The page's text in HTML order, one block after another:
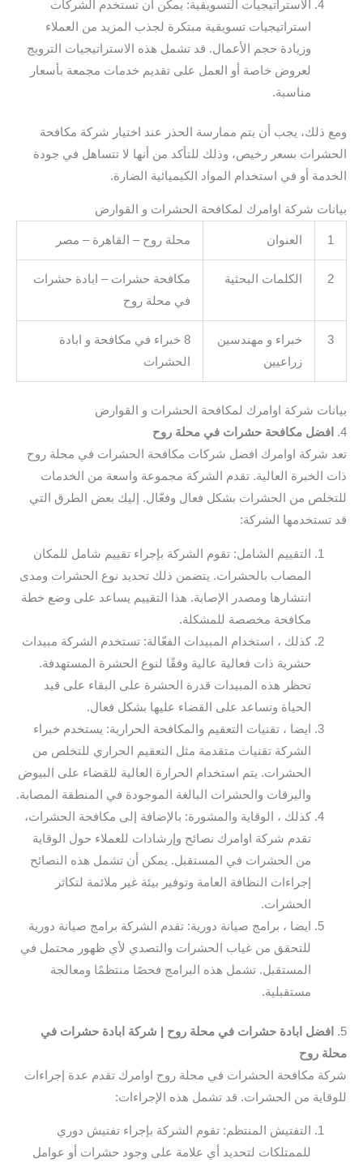
الاستراتيجيات التسويقية: يمكن أن تستخدم الشركات
استراتيجيات تسويقية مبتكرة لجذب المزيد من العملاء
وزيادة حجم الأعمال. قد تشمل هذه الاستراتيجيات الترويج
لعروض خاصة أو العمل على تقديم خدمات مجمعة بأسعار
مناسبة.
ومع ذلك، يجب أن يتم ممارسة الحذر عند اختيار شركة مكافحة
الحشرات بسعر رخيص، وذلك للتأكد من أنها لا تتساهل في جودة
الخدمة أو في استخدام المواد الكيميائية الضارة.
بيانات شركة اوامرك لمكافحة الحشرات و القوارض
1 العنوان محلة روح – القاهرة – مصر
2 الكلمات البحثية
مكافحة حشرات – ابادة حشرات
في محلة روح
3
خبراء و مهندسين
زراعيين
8 خبراء في مكافحة و ابادة
الحشرات
بيانات شركة اوامرك لمكافحة الحشرات و القوارض
4.
افضل مكافحة حشرات في محلة روح
تعد شركة اوامرك افضل شركات مكافحة الحشرات في محلة روح
ذات الخبرة العالية. تقدم الشركة مجموعة واسعة من الخدمات
للتخلص من الحشرات بشكل فعال وفعّال. إليك بعض الطرق التي
قد تستخدمها الشركة:
التقييم الشامل: تقوم الشركة بإجراء تقييم شامل للمكان
المصاب بالحشرات. يتضمن ذلك تحديد نوع الحشرات ومدى
انتشارها ومصدر الإصابة. هذا التقييم يساعد على وضع خطة
مكافحة مخصصة للمشكلة.
كذلك ، استخدام المبيدات الفعّالة: تستخدم الشركة مبيدات
حشرية ذات فعالية عالية وفقًا لنوع الحشرة المستهدفة.
تحظر هذه المبيدات قدرة الحشرة على البقاء على قيد
الحياة وتساعد على القضاء عليها بشكل فعال.
ايضا ، تقنيات التعقيم والمكافحة الحرارية: يستخدم خبراء
الشركة تقنيات متقدمة مثل التعقيم الحراري للتخلص من
الحشرات. يتم استخدام الحرارة العالية للقضاء على البيوض
واليرقات والحشرات البالغة الموجودة في المنطقة المصابة.
كذلك ، الوقاية والمشورة: بالإضافة إلى مكافحة الحشرات،
تقدم شركة اوامرك نصائح وإرشادات للعملاء حول الوقاية
من الحشرات في المستقبل. يمكن أن تشمل هذه النصائح
إجراءات النظافة العامة وتوفير بيئة غير ملائمة لتكاثر
الحشرات.
ايضا ، برامج صيانة دورية: تقدم الشركة برامج صيانة دورية
للتحقق من غياب الحشرات والتصدي لأي ظهور محتمل في
المستقبل. تشمل هذه البرامج فحصًا منتظمًا ومعالجة
مستقبلية.
5.
افضل ابادة حشرات في محلة روح | شركة ابادة حشرات في
محلة روح
شركة مكافحة الحشرات في محلة روح اوامرك تقدم عدة إجراءات
للوقاية من الحشرات. قد تشمل هذه الإجراءات:
التفتيش المنتظم: تقوم الشركة بإجراء تفتيش دوري
للممتلكات لتحديد أي علامة على وجود حشرات أو عوامل